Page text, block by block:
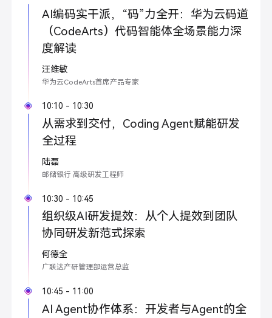
AI编码实干派，“码”力全开：华为云码道
（CodeArts）代码智能体全场景能力深
度解读
汪维敏
华为云CodeArts首席产品专家
10:10 - 10:30
从需求到交付，Coding Agent赋能研发
全过程
陆磊
邮储银行 高级研发工程师
10:30 - 10:45
组织级AI研发提效：从个人提效到团队
协同研发新范式探索
何德全
广联达产研管理部运营总监
10:45 - 11:00
AI Agent协作体系：开发者与Agent的全